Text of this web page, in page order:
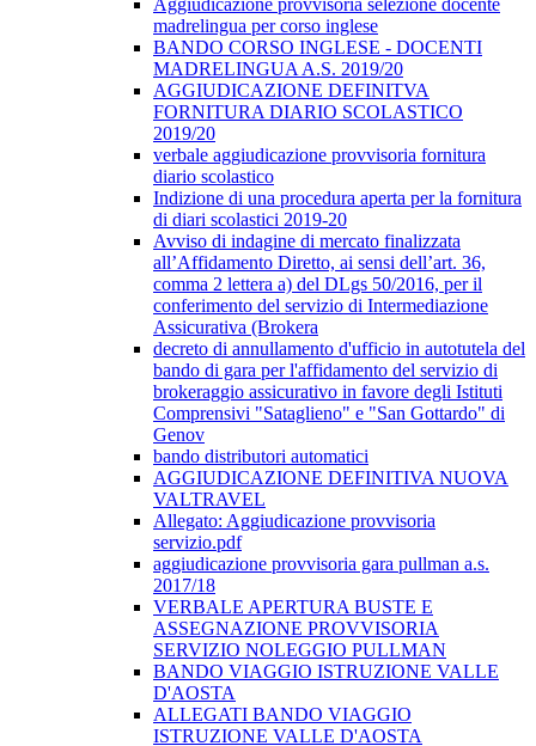
Aggiudicazione provvisoria selezione docente
madrelingua per corso inglese
BANDO CORSO INGLESE - DOCENTI
MADRELINGUA A.S. 2019/20
AGGIUDICAZIONE DEFINITVA
FORNITURA DIARIO SCOLASTICO
2019/20
verbale aggiudicazione provvisoria fornitura
diario scolastico
Indizione di una procedura aperta per la fornitura
di diari scolastici 2019-20
Avviso di indagine di mercato finalizzata
all’Affidamento Diretto, ai sensi dell’art. 36,
comma 2 lettera a) del DLgs 50/2016, per il
conferimento del servizio di Intermediazione
Assicurativa (Brokera
decreto di annullamento d'ufficio in autotutela del
bando di gara per l'affidamento del servizio di
brokeraggio assicurativo in favore degli Istituti
Comprensivi "Sataglieno" e "San Gottardo" di
Genov
bando distributori automatici
AGGIUDICAZIONE DEFINITIVA NUOVA
VALTRAVEL
Allegato: Aggiudicazione provvisoria
servizio.pdf
aggiudicazione provvisoria gara pullman a.s.
2017/18
VERBALE APERTURA BUSTE E
ASSEGNAZIONE PROVVISORIA
SERVIZIO NOLEGGIO PULLMAN
BANDO VIAGGIO ISTRUZIONE VALLE
D'AOSTA
ALLEGATI BANDO VIAGGIO
ISTRUZIONE VALLE D'AOSTA